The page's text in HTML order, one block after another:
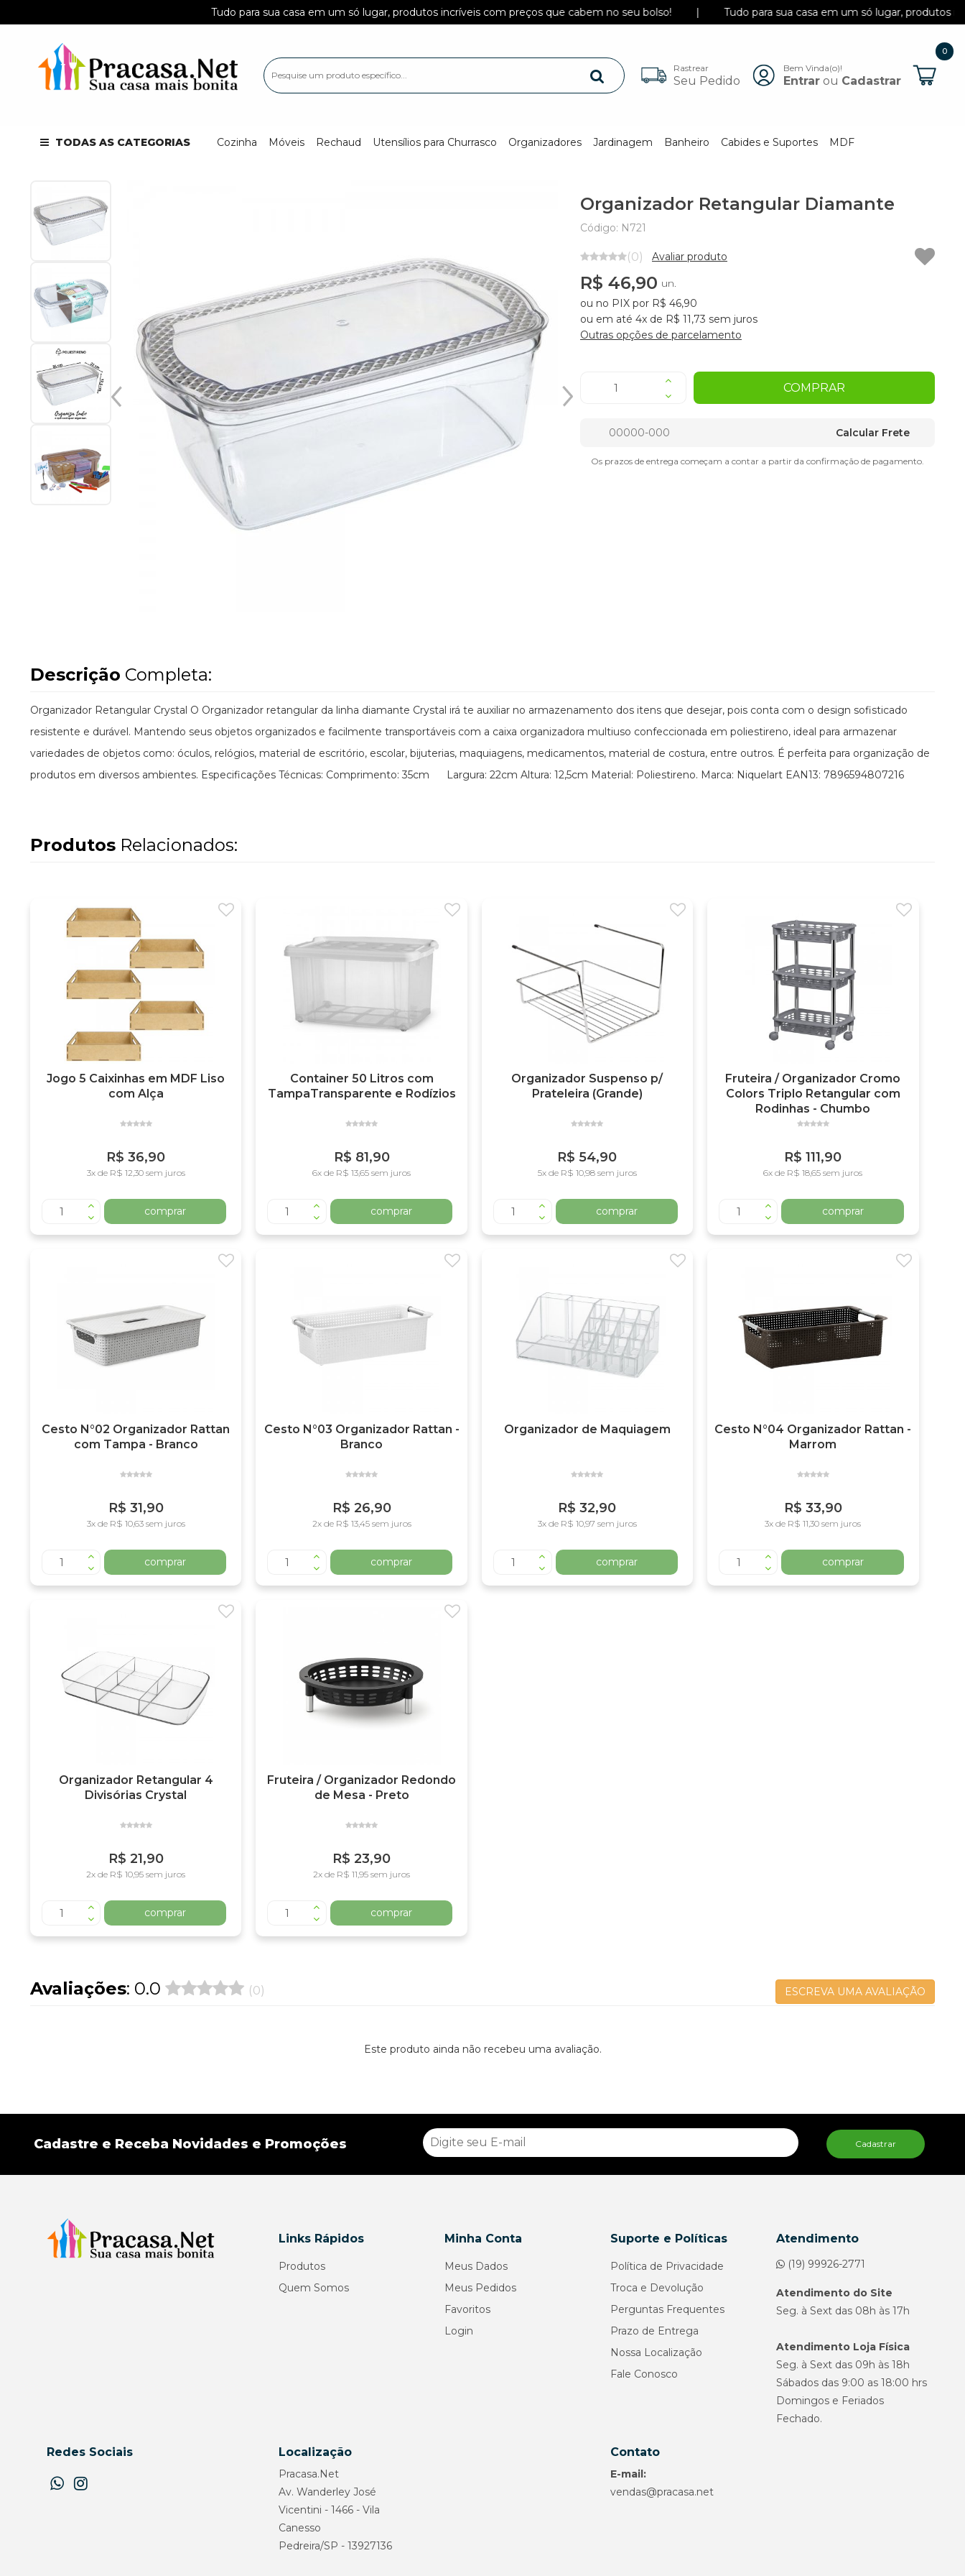
Tudo para sua casa em um só lugar, produtos incríveis com preços que cabem no seu bolso! | Tudo para sua casa em um só lugar, produtos incríveis
Rastrear
Seu Pedido
Bem Vinda(o)!
Entrarou Cadastrar
0
Itens
TODAS AS CATEGORIAS Cozinha Móveis Rechaud Utensílios para Churrasco Organizadores Jardinagem Banheiro Cabides e Suportes MDF
Organizador Retangular Diamante
Código: N721
(0) Avaliar produto
R$ 46,90 un.
ou no PIX por R$ 46,90
ou em até 4x de R$ 11,73 sem juros
Outras opções de parcelamento
COMPRAR
Calcular Frete
Os prazos de entrega começam a contar a partir da confirmação de pagamento.
Descrição Completa:
Organizador Retangular Crystal O Organizador retangular da linha diamante Crystal irá te auxiliar no armazenamento dos itens que desejar, pois conta com o design sofisticado
resistente e durável. Mantendo seus objetos organizados e facilmente transportáveis com a caixa organizadora multiuso confeccionada em poliestireno, ideal para armazenar
variedades de objetos como: óculos, relógios, material de escritório, escolar, bijuterias, maquiagens, medicamentos, material de costura, entre outros. É perfeita para organização de
produtos em diversos ambientes. Especificações Técnicas: Comprimento: 35cm Largura: 22cm Altura: 12,5cm Material: Poliestireno. Marca: Niquelart EAN13: 7896594807216
Produtos Relacionados:
Jogo 5 Caixinhas em MDF Liso
com Alça
R$ 36,90
3x de R$ 12,30 sem juros
comprar
Container 50 Litros com
TampaTransparente e Rodízios
R$ 81,90
6x de R$ 13,65 sem juros
comprar
Organizador Suspenso p/
Prateleira (Grande)
R$ 54,90
5x de R$ 10,98 sem juros
comprar
Fruteira / Organizador Cromo
Colors Triplo Retangular com
Rodinhas - Chumbo
R$ 111,90
6x de R$ 18,65 sem juros
comprar
Cesto N°02 Organizador Rattan
com Tampa - Branco
R$ 31,90
3x de R$ 10,63 sem juros
comprar
Cesto N°03 Organizador Rattan -
Branco
R$ 26,90
2x de R$ 13,45 sem juros
comprar
Organizador de Maquiagem
R$ 32,90
3x de R$ 10,97 sem juros
comprar
Cesto N°04 Organizador Rattan -
Marrom
R$ 33,90
3x de R$ 11,30 sem juros
comprar
Organizador Retangular 4
Divisórias Crystal
R$ 21,90
2x de R$ 10,95 sem juros
comprar
Fruteira / Organizador Redondo
de Mesa - Preto
R$ 23,90
2x de R$ 11,95 sem juros
comprar
Avaliações: 0.0 (0) ESCREVA UMA AVALIAÇÃO
Este produto ainda não recebeu uma avaliação.
Cadastre e Receba Novidades e Promoções Cadastrar
Links Rápidos
Produtos
Quem Somos
Minha Conta
Meus Dados
Meus Pedidos
Favoritos
Login
Suporte e Políticas
Política de Privacidade
Troca e Devolução
Perguntas Frequentes
Prazo de Entrega
Nossa Localização
Fale Conosco
Atendimento
(19) 99926-2771
Atendimento do Site
Seg. à Sext das 08h às 17h
Atendimento Loja Física
Seg. à Sext das 09h às 18h
Sábados das 9:00 as 18:00 hrs
Domingos e Feriados
Fechado.
Redes Sociais Localização
Pracasa.Net
Av. Wanderley José
Vicentini - 1466 - Vila
Canesso
Pedreira/SP - 13927136
Contato
E-mail:
vendas@pracasa.net